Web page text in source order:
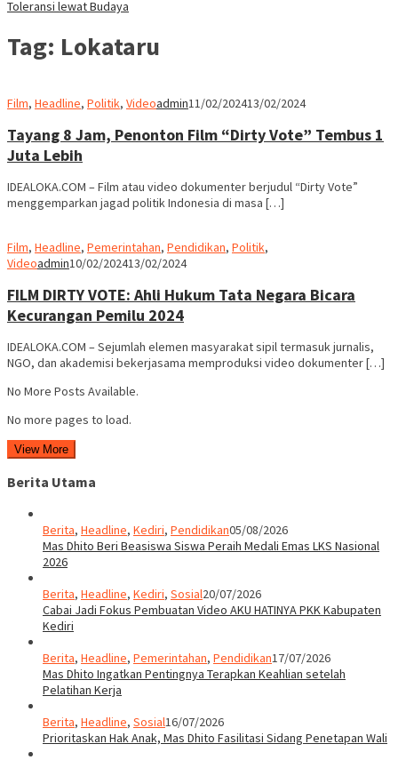
Toleransi lewat Budaya
Tag: Lokataru
Film, Headline, Politik, Videoadmin11/02/202413/02/2024
Tayang 8 Jam, Penonton Film “Dirty Vote” Tembus 1
Juta Lebih
IDEALOKA.COM – Film atau video dokumenter berjudul “Dirty Vote”
menggemparkan jagad politik Indonesia di masa […]
Film, Headline, Pemerintahan, Pendidikan, Politik,
Videoadmin10/02/202413/02/2024
FILM DIRTY VOTE: Ahli Hukum Tata Negara Bicara
Kecurangan Pemilu 2024
IDEALOKA.COM – Sejumlah elemen masyarakat sipil termasuk jurnalis,
NGO, dan akademisi bekerjasama memproduksi video dokumenter […]
No More Posts Available.
No more pages to load.
View More
Berita Utama
Berita, Headline, Kediri, Pendidikan05/08/2026
Mas Dhito Beri Beasiswa Siswa Peraih Medali Emas LKS Nasional
2026
Berita, Headline, Kediri, Sosial20/07/2026
Cabai Jadi Fokus Pembuatan Video AKU HATINYA PKK Kabupaten
Kediri
Berita, Headline, Pemerintahan, Pendidikan17/07/2026
Mas Dhito Ingatkan Pentingnya Terapkan Keahlian setelah
Pelatihan Kerja
Berita, Headline, Sosial16/07/2026
Prioritaskan Hak Anak, Mas Dhito Fasilitasi Sidang Penetapan Wali